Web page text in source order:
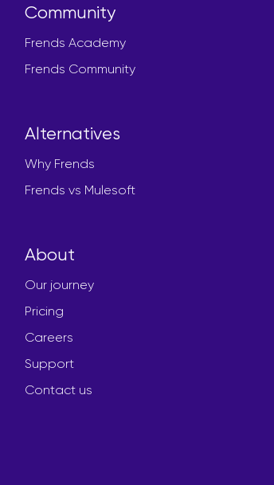
Community
Frends Academy
Frends Community
Alternatives
Why Frends
Frends vs Mulesoft
About
Our journey
Pricing
Careers
Support
Contact us